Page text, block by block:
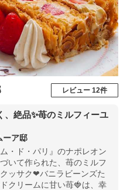
レビュー 12件
、絶品✨苺のミルフィーユ
ーア邸
・ド・パリ』のナポレオン
いて作られた、苺のミルフ
ッサク❤︎バニラビーンズた
クリームに甘い苺🍓は、幸